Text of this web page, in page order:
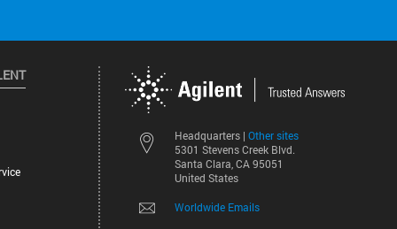
Headquarters | Other sites
5301 Stevens Creek Blvd.
Santa Clara, CA 95051
United States
Worldwide Emails